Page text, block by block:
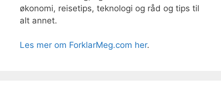
økonomi, reisetips, teknologi og råd og tips til
alt annet.
Les mer om ForklarMeg.com her.